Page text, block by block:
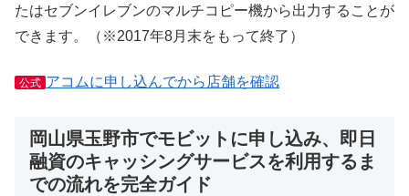
たはセブンイレブンのマルチコピー機から出力することが
できます。（※2017年8月末をもって終了）
公式 アコムに申し込んでから店舗を確認
岡山県玉野市でモビットに申し込み、即日
融資のキャッシングサービスを利用するま
での流れを完全ガイド